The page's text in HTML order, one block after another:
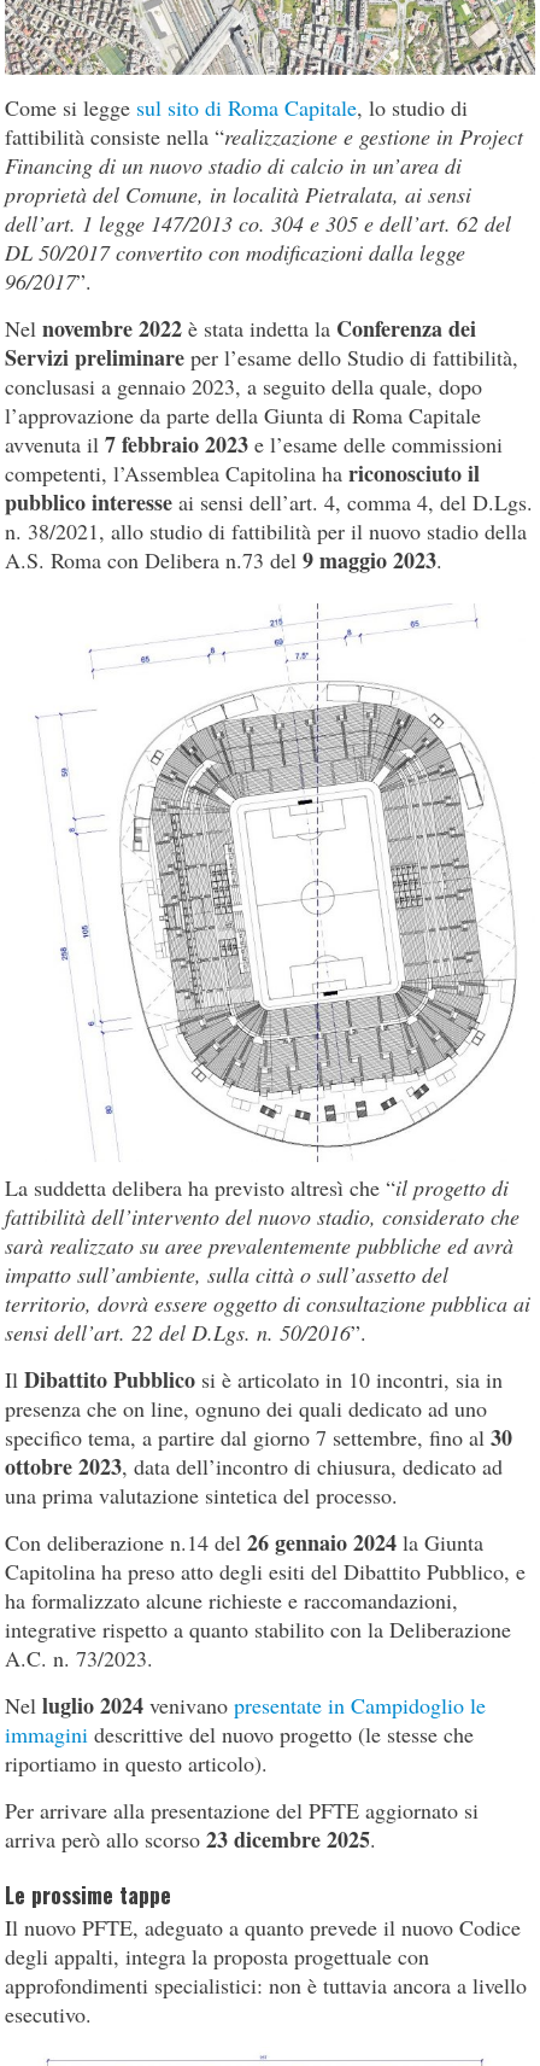
Come si legge sul sito di Roma Capitale, lo studio di
fattibilità consiste nella “realizzazione e gestione in Project
Financing di un nuovo stadio di calcio in un’area di
proprietà del Comune, in località Pietralata, ai sensi
dell’art. 1 legge 147/2013 co. 304 e 305 e dell’art. 62 del
DL 50/2017 convertito con modificazioni dalla legge
96/2017”.
Nelnovembre 2022 è stata indetta la Conferenza dei
Servizi preliminare per l’esame dello Studio di fattibilità,
conclusasi a gennaio 2023, a seguito della quale, dopo
l’approvazione da parte della Giunta di Roma Capitale
avvenuta il7 febbraio 2023 e l’esame delle commissioni
competenti, l’Assemblea Capitolina hariconosciuto il
pubblico interesse ai sensi dell’art. 4, comma 4, del D.Lgs.
n. 38/2021, allo studio di fattibilità per il nuovo stadio della
A.S. Roma con Delibera n.73 del9 maggio 2023.
La suddetta delibera ha previsto altresì che “il progetto di
fattibilità dell’intervento del nuovo stadio, considerato che
sarà realizzato su aree prevalentemente pubbliche ed avrà
impatto sull’ambiente, sulla città o sull’assetto del
territorio, dovrà essere oggetto di consultazione pubblica ai
sensi dell’art. 22 del D.Lgs. n. 50/2016”.
IlDibattito Pubblico si è articolato in 10 incontri, sia in
presenza che on line, ognuno dei quali dedicato ad uno
specifico tema, a partire dal giorno 7 settembre, fino al30
ottobre 2023, data dell’incontro di chiusura, dedicato ad
una prima valutazione sintetica del processo.
Con deliberazione n.14 del26 gennaio 2024 la Giunta
Capitolina ha preso atto degli esiti del Dibattito Pubblico, e
ha formalizzato alcune richieste e raccomandazioni,
integrative rispetto a quanto stabilito con la Deliberazione
A.C. n. 73/2023.
Nelluglio 2024 venivanopresentate in Campidoglio le
immagini descrittive del nuovo progetto (le stesse che
riportiamo in questo articolo).
Per arrivare alla presentazione del PFTE aggiornato si
arriva però allo scorso23 dicembre 2025.
Le prossime tappe
Il nuovo PFTE, adeguato a quanto prevede il nuovo Codice
degli appalti, integra la proposta progettuale con
approfondimenti specialistici: non è tuttavia ancora a livello
esecutivo.